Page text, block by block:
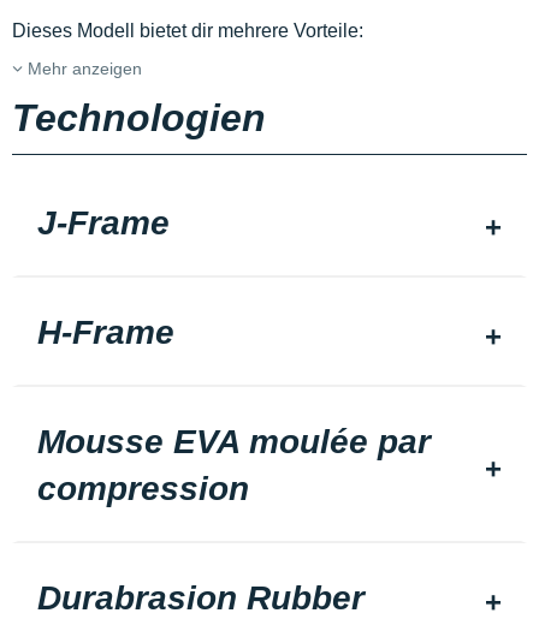
Dieses Modell bietet dir mehrere Vorteile:
Mehr anzeigen
Technologien
J-Frame
H-Frame
Mousse EVA moulée par
compression
Durabrasion Rubber